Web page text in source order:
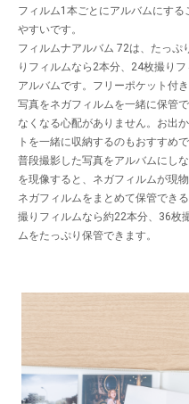
フィルム1本ごとにアルバムにす
やすいです。
フィルムナアルバム 72は、たっぷ
りフィルムなら2本分、24枚撮り
アルバムです。フリーポケット付
写真をネガフィルムを一緒に保管
なくなる心配がありません。お出
トを一緒に収納するのもおすすめで
普段撮影した写真をアルバムにし
を現像すると、ネガフィルムが現
ネガフィルムをまとめて保管でき
撮りフィルムなら約22本分、36枚
ムをたっぷり保管できます。